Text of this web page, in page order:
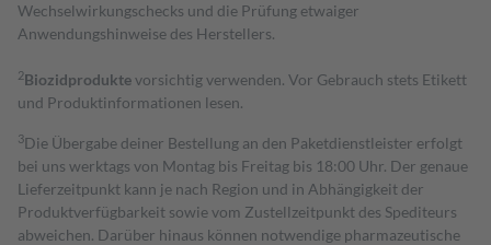
Wechselwirkungschecks und die Prüfung etwaiger
Anwendungshinweise des Herstellers.
2Biozidproduktevorsichtig verwenden. Vor Gebrauch stets Etikett
und Produktinformationen lesen.
3Die Übergabe deiner Bestellung an den Paketdienstleister erfolgt
bei uns werktags von Montag bis Freitag bis 18:00 Uhr. Der genaue
Lieferzeitpunkt kann je nach Region und in Abhängigkeit der
Produktverfügbarkeit sowie vom Zustellzeitpunkt des Spediteurs
abweichen. Darüber hinaus können notwendige pharmazeutische